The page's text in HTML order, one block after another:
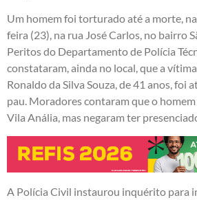
Um homem foi torturado até a morte,
feira (23), na rua José Carlos, no bairro
Peritos do Departamento de Polícia
constataram, ainda no local, que a
Ronaldo da Silva Souza, de 41 anos, foi
pau. Moradores contaram que o
Vila Anália, mas negaram ter
A Polícia Civil instaurou inquérito para